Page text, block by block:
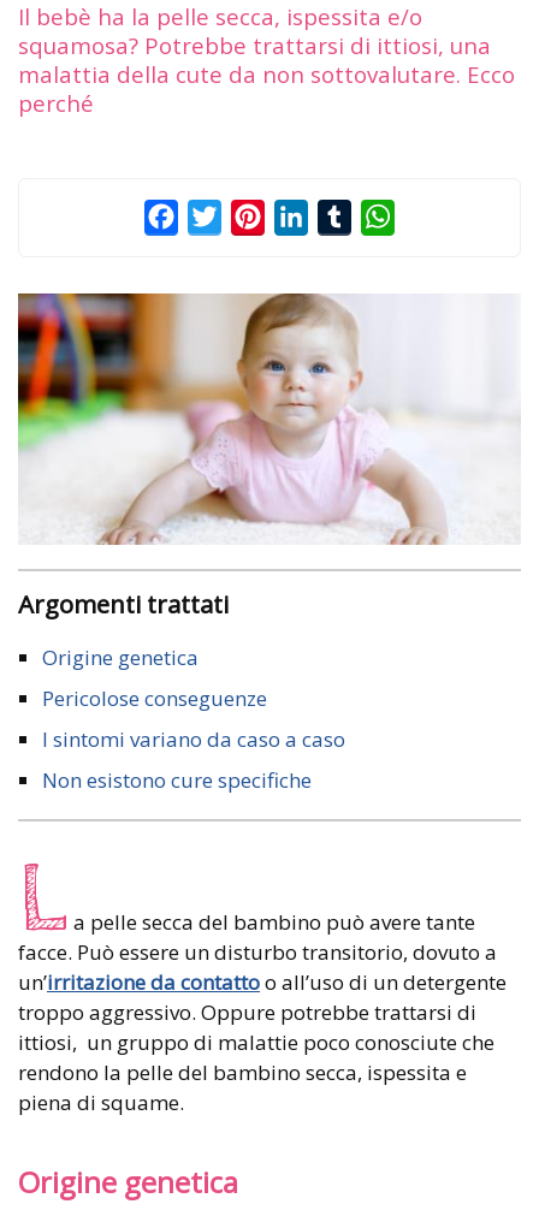
Il bebè ha la pelle secca, ispessita e/o
squamosa? Potrebbe trattarsi di ittiosi, una
malattia della cute da non sottovalutare. Ecco
perché
FacebookTwitterPinterestLinkedInTumblr
Argomenti trattati
Origine genetica
Pericolose conseguenze
I sintomi variano da caso a caso
Non esistono cure specifiche
L a pelle secca del bambino può avere tante
facce. Può essere un disturbo transitorio, dovuto a
un’irritazione da contattoo all’uso di un detergente
troppo aggressivo. Oppure potrebbe trattarsi di
ittiosi, un gruppo di malattie poco conosciute che
rendono la pelle del bambino secca, ispessita e
piena di squame.
Origine genetica